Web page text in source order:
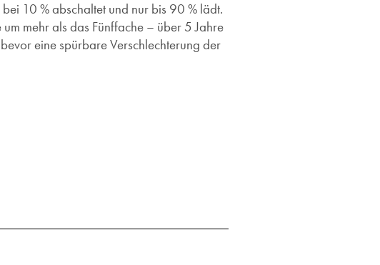
10 % abschaltet und nur bis 90 % lädt.
mehr als das Fünffache – über 5 Jahre
eine spürbare Verschlechterung der